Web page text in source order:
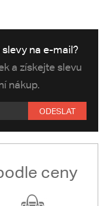
na e-mail?
a získejte slevu
nákup.
ODESLAT
ceny